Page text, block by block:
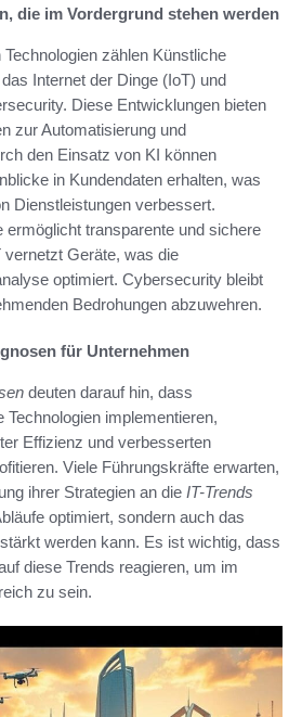
die im Vordergrund stehen werden
zählen Künstliche
Internet der Dinge (IoT) und
Diese Entwicklungen bieten
zur Automatisierung und
den Einsatz von KI können
in Kundendaten erhalten, was
Dienstleistungen verbessert.
ermöglicht transparente und sichere
Geräte, was die
optimiert. Cybersecurity bleibt
Bedrohungen abzuwehren.
für Unternehmen
deuten darauf hin, dass
Technologien implementieren,
Effizienz und verbesserten
Viele Führungskräfte erwarten,
ihrer Strategien an die IT-Trends
optimiert, sondern auch das
werden kann. Es ist wichtig, dass
diese Trends reagieren, um im
zu sein.